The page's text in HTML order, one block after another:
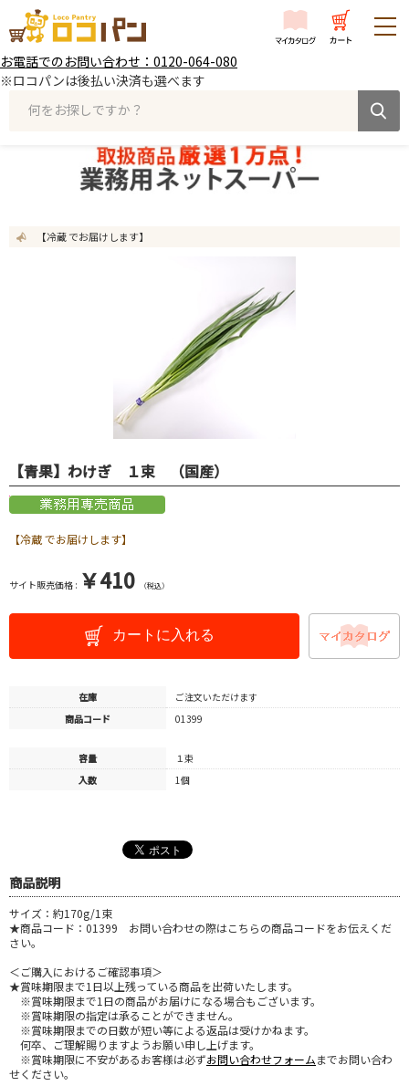
お電話でのお問い合わせ：0120-064-080
※ロコパンは後払い決済も選べます
何をお探しですか？
【冷蔵 でお届けします】
【青果】わけぎ １束 （国産）
【冷蔵 でお届けします】
サイト販売価格 : ￥410 （税込）
カートに入れる
在庫
ご注文いただけます
商品コード
01399
容量
１束
入数
1個
商品説明
サイズ：約170g/1束
★商品コード：01399 お問い合わせの際はこちらの商品コードをお伝えくだ
さい。
＜ご購入におけるご確認事項＞
★賞味期限まで1日以上残っている商品を出荷いたします。
※賞味期限まで1日の商品がお届けになる場合もございます。
※賞味期限の指定は承ることができません。
※賞味期限までの日数が短い等による返品は受けかねます。
何卒、ご理解賜りますようお願い申し上げます。
※賞味期限に不安があるお客様は必ずお問い合わせフォームまでお問い合わ
せください。